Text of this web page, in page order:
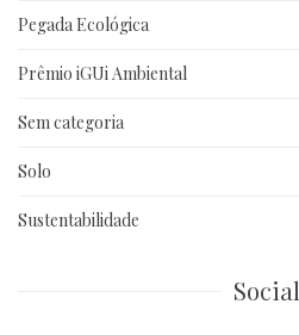
Pegada Ecológica
Prêmio iGUi Ambiental
Sem categoria
Solo
Sustentabilidade
Social